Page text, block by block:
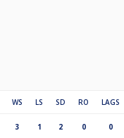
WS LS SD RO LAGS
3 1 2 0 0